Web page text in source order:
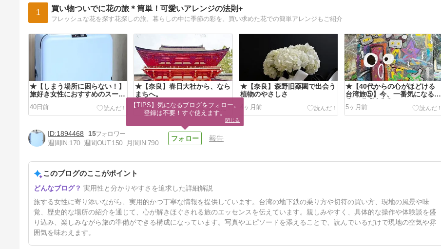
1 買い物ついでに花の旅＊簡単！可愛いアレンジの法則+
フレッシュな花を探す花探しの旅。暮らしの中に季節の彩を。買い求めた花での簡単アレンジもご紹介
★【しまう場所に困らない！】
旅好き女性におすすめのスーツ
ケース
40日前
★【奈良】春日大社から、なら
まちへ。
54日前
★【奈良】森野旧薬園で出会う
植物のやさしさ
4ヶ月前
★【40代からの心がほどける
台湾旅⑤】今、一番気になる台
北の町「迪化街」
5ヶ月前
★【40代からの、心がほどけ
る台湾旅④】台湾MRTの乗り
6ヶ月前
1894468
15
週間IN:170 週間OUT:150 月間IN:790
報告
このブログのここがポイント
実用性と分かりやすさを追求した詳細解説
旅する女性に寄り添いながら、実用的かつ丁寧な情報を提供しています。台湾の地下鉄の乗り方や切符の買い方、現地の風景や味
覚、歴史的な場所の紹介を通じて、心が解きほぐされる旅のエッセンスを伝えています。親しみやすく、具体的な操作や体験談を盛
り込み、楽しみながら旅の準備ができる構成になっています。写真やエピソードを添えることで、読んでいるだけで現地の空気や雰
囲気を味わえます。
【TIPS】気になるブログをフォロー。
登録は不要！すぐ使えます。
閉じる